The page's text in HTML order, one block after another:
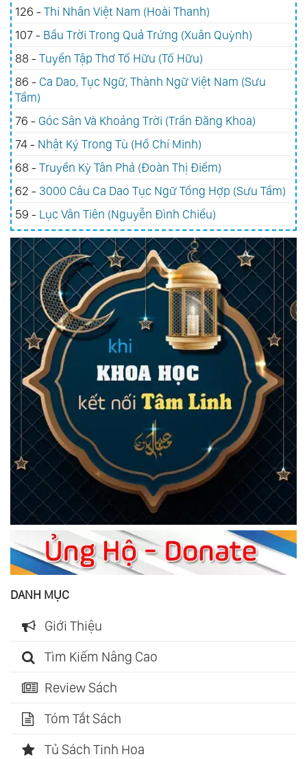
126 -Thi Nhân Việt Nam (Hoài Thanh)
107 - Bầu Trời Trong Quả Trứng (Xuân Quỳnh)
88 -Tuyển Tập Thơ Tố Hữu (Tố Hữu)
86 - Ca Dao, Tục Ngữ, Thành Ngữ Việt Nam (Sưu
Tầm)
76 - Góc Sân Và Khoảng Trời (Trần Đăng Khoa)
74 - Nhật Ký Trong Tù (Hồ Chí Minh)
68 -Truyền Kỳ Tân Phả (Đoàn Thị Điểm)
62 - 3000 Câu Ca Dao Tục Ngữ Tổng Hợp (Sưu Tầm)
59 - Lục Vân Tiên (Nguyễn Đình Chiểu)
DANH MỤC
Giới Thiệu
Tìm Kiếm Nâng Cao
Review Sách
Tóm Tắt Sách
Tủ Sách Tinh Hoa